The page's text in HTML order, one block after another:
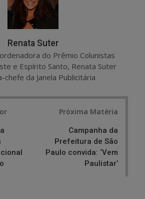
Renata Suter
do Prêmio Colunistas
e Espírito Santo, Renata Suter
chefe da Janela Publicitária
Próxima Matéria
Campanha da
Prefeitura de São
Paulo convida: ‘Vem
Paulistar’